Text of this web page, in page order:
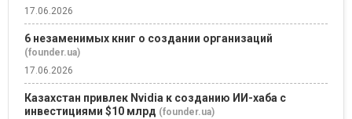
17.06.2026
6 незаменимых книг о создании организаций
(founder.ua)
17.06.2026
Казахстан привлек Nvidia к созданию ИИ-хаба с
инвестициями $10 млрд (founder.ua)